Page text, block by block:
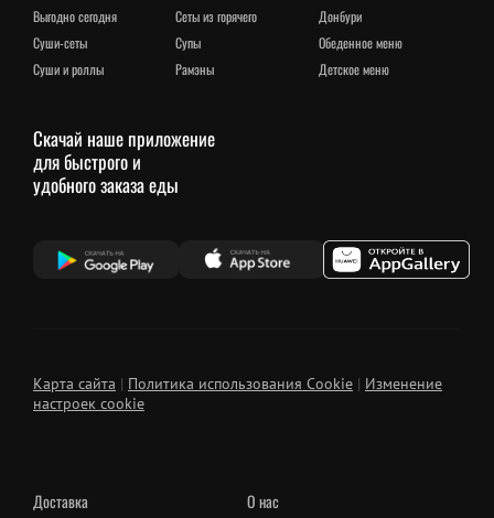
выгодно сегодня
суши-сеты
суши и роллы
сеты из горячего
супы
рамэны
донбури
обеденное меню
детское меню
Скачай наше приложение
для быстрого и
удобного заказа еды
Карта сайта | Политика использования Cookie | Изменение
настроек cookie
Доставка
О нас